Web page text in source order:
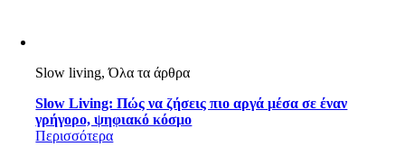
Slow living, Όλα τα άρθρα
Slow Living: Πώς να ζήσεις πιο αργά μέσα σε έναν
γρήγορο, ψηφιακό κόσμο
Περισσότερα